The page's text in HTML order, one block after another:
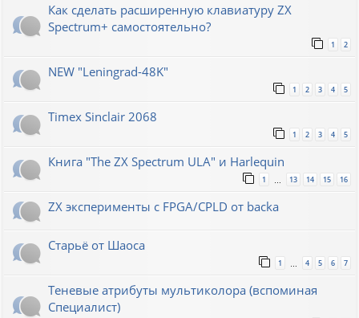
Как сделать расширенную клавиатуру ZX
Spectrum+ самостоятельно?
1 2
NEW "Leningrad-48K"
1 2 3 4 5
Timex Sinclair 2068
1 2 3 4 5
Книга "The ZX Spectrum ULA" и Harlequin
1 … 13 14 15 16
ZX эксперименты с FPGA/CPLD от backa
Старьё от Шаоса
1 … 4 5 6 7
Теневые атрибуты мультиколора (вспоминая
Специалист)